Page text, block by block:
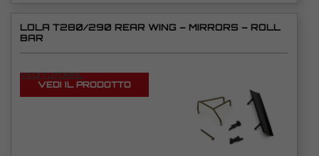
LOLA T280/290 REAR WING – MIRRORS – ROLL
BAR
VEDI TUTORIAL
VEDI IL PRODOTTO